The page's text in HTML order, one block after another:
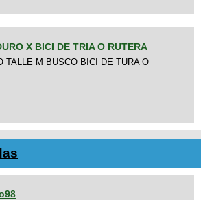
X BICI DE TRIA O RUTERA
TALLE M BUSCO BICI DE TURA O